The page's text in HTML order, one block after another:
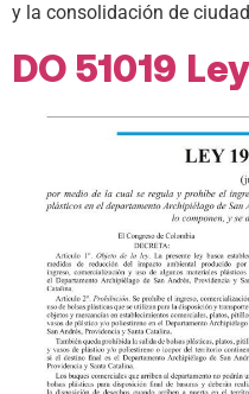
y la consolidación de
DO 51019